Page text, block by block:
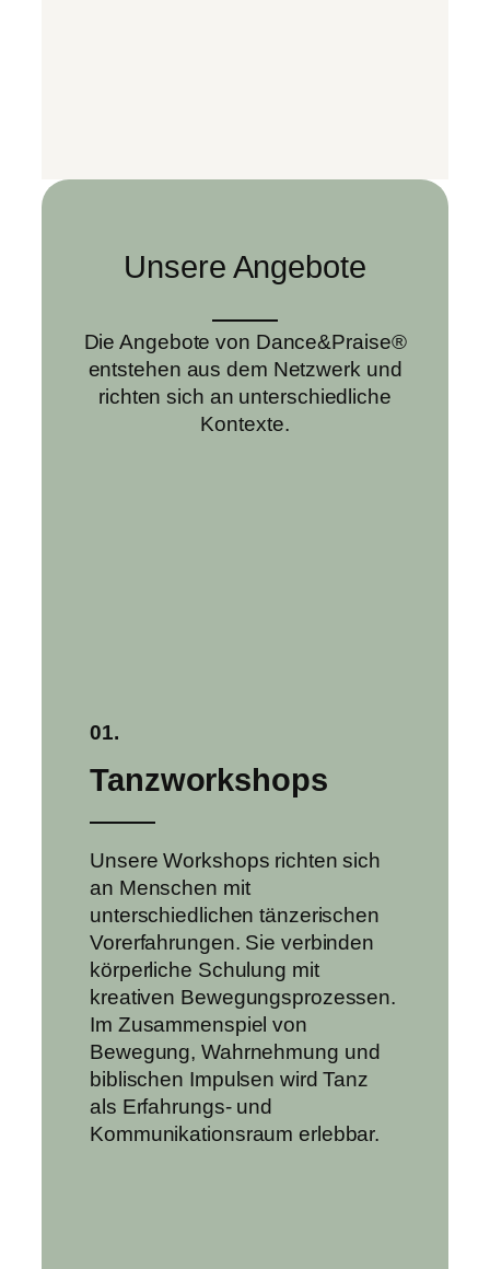
Unsere Angebote
Die Angebote von Dance&Praise®
entstehen aus dem Netzwerk und
richten sich an unterschiedliche
Kontexte.
01.
Tanzworkshops
Unsere Workshops richten sich
an Menschen mit
unterschiedlichen tänzerischen
Vorerfahrungen. Sie verbinden
körperliche Schulung mit
kreativen Bewegungsprozessen.
Im Zusammenspiel von
Bewegung, Wahrnehmung und
biblischen Impulsen wird Tanz
als Erfahrungs- und
Kommunikationsraum erlebbar.